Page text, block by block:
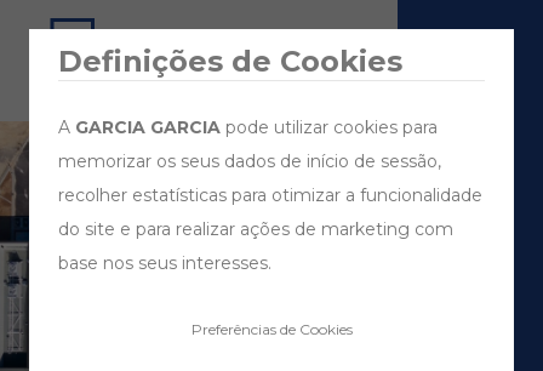
Definições de Cookies
A GARCIA GARCIA pode utilizar cookies para
memorizar os seus dados de início de sessão,
recolher estatísticas para otimizar a funcionalidade
do site e para realizar ações de marketing com
base nos seus interesses.
Preferências de Cookies